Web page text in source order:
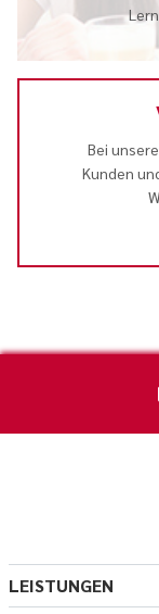
Bei
Kunden
LEISTUNGEN